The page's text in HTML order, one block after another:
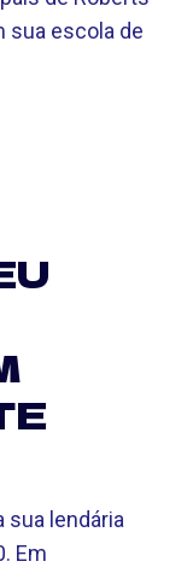
sua escola de
sua lendária
Em